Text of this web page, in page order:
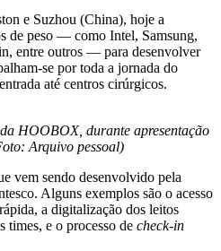
e Suzhou (China), hoje a
de peso — como Intel, Samsung,
entre outros — para desenvolver
se por toda a jornada do
até centros cirúrgicos.
HOOBOX, durante apresentação
Arquivo pessoal)
vem sendo desenvolvido pela
Alguns exemplos são o acesso
a digitalização dos leitos
times, e o processo de check-in